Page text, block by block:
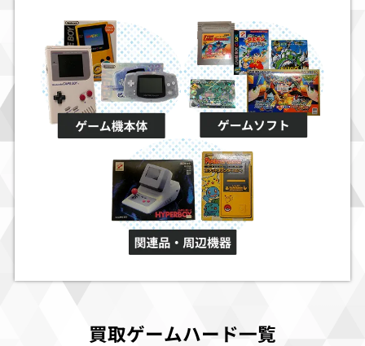
買取ゲームハード一覧